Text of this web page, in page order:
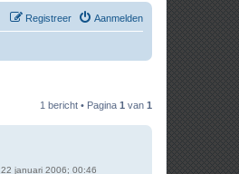
Aanmelden
Registreer
1 bericht • Pagina 1 van 1
22 januari 2006; 00:46